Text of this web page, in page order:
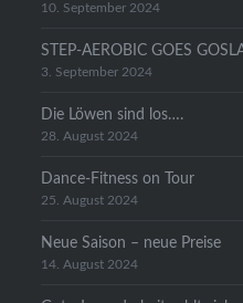
10. September 2024
STEP-AEROBIC GOES
3. September 2024
Die Löwen sind los….
28. August 2024
Dance-Fitness on Tour
25. August 2024
Neue Saison – neue Preise
14. August 2024